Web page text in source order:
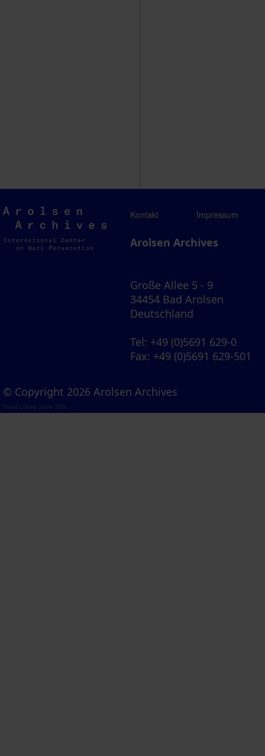
Arolsen
Archives
Kontakt Impressum
Arolsen Archives
Große Allee 5 - 9
34454 Bad Arolsen
Deutschland
Tel: +49 (0)5691 629-0
Fax: +49 (0)5691 629-501
© Copyright 2026 Arolsen Archives
Visual Library Server 2026